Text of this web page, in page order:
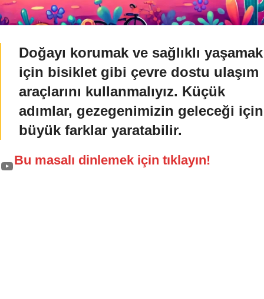
Doğayı korumak ve sağlıklı yaşamak
için bisiklet gibi çevre dostu ulaşım
araçlarını kullanmalıyız. Küçük
adımlar, gezegenimizin geleceği için
büyük farklar yaratabilir.
Bu masalı dinlemek için tıklayın!